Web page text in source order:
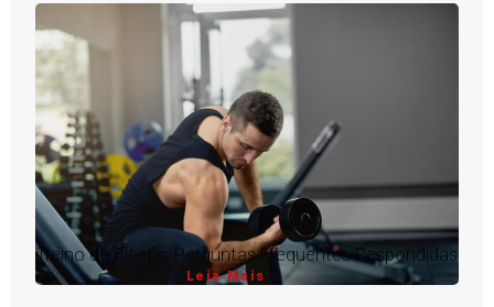
Treino de Bíceps: Perguntas Frequentes Respondidas
Leia Mais